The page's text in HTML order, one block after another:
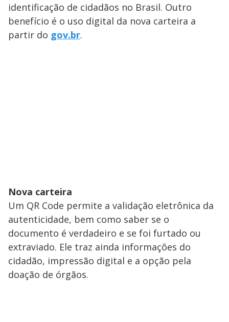
identificação de cidadãos no Brasil. Outro
benefício é o uso digital da nova carteira a
partir do gov.br.
Nova carteira
Um QR Code permite a validação eletrônica da
autenticidade, bem como saber se o
documento é verdadeiro e se foi furtado ou
extraviado. Ele traz ainda informações do
cidadão, impressão digital e a opção pela
doação de órgãos.